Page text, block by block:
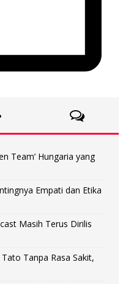
Team’ Hungaria yang
Empati dan Etika
Masih Terus Dirilis
Tanpa Rasa Sakit,